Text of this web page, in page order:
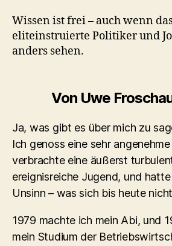
Wissen ist frei – auch wenn
eliteinstruierte Politiker und
anders sehen.
Von Uwe
Ja, was gibt es über mich zu
Ich genoss eine sehr
verbrachte eine äußerst
ereignisreiche Jugend, und
Unsinn – was sich bis heute
1979 machte ich mein Abi, und
mein Studium der